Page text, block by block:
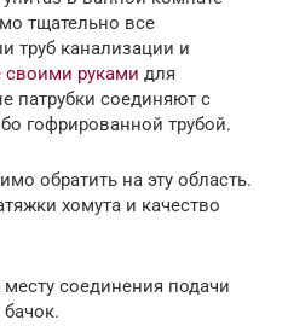
тщательно все
труб канализации и
своими руками для
патрубки соединяют с
гофрированной трубой.
обратить на эту область.
хомута и качество
соединения подачи